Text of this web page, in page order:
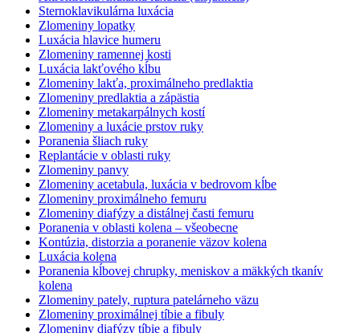
Sternoklavikulárna luxácia
Zlomeniny lopatky
Luxácia hlavice humeru
Zlomeniny ramennej kosti
Luxácia lakťového kĺbu
Zlomeniny lakťa, proximálneho predlaktia
Zlomeniny predlaktia a zápästia
Zlomeniny metakarpálnych kostí
Zlomeniny a luxácie prstov ruky
Poranenia šliach ruky
Replantácie v oblasti ruky
Zlomeniny panvy
Zlomeniny acetabula, luxácia v bedrovom kĺbe
Zlomeniny proximálneho femuru
Zlomeniny diafýzy a distálnej časti femuru
Poranenia v oblasti kolena – všeobecne
Kontúzia, distorzia a poranenie väzov kolena
Luxácia kolena
Poranenia kĺbovej chrupky, meniskov a mäkkých tkanív
kolena
Zlomeniny pately, ruptura patelárneho väzu
Zlomeniny proximálnej tíbie a fibuly
Zlomeniny diafýzy tíbie a fibuly